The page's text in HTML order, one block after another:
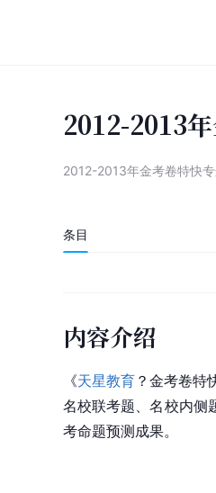
2012-2013
2012-2013年金考卷特快
条目
内容介绍
《天星教育 ？金考卷特
名校联考题、名校内侧
考命题预测成果。